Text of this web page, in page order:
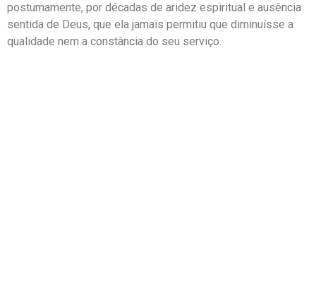
postumamente, por décadas de aridez espiritual e ausência
sentida de Deus, que ela jamais permitiu que diminuísse a
qualidade nem a constância do seu serviço.